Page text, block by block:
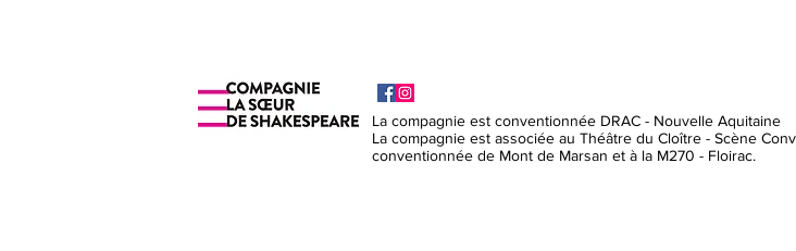
La compagnie est conventionnée DRAC - Nouvelle Aquitaine
La compagnie est associée au Théâtre du Cloître - Scène
conventionnée de Mont de Marsan et à la M270 - Floirac.